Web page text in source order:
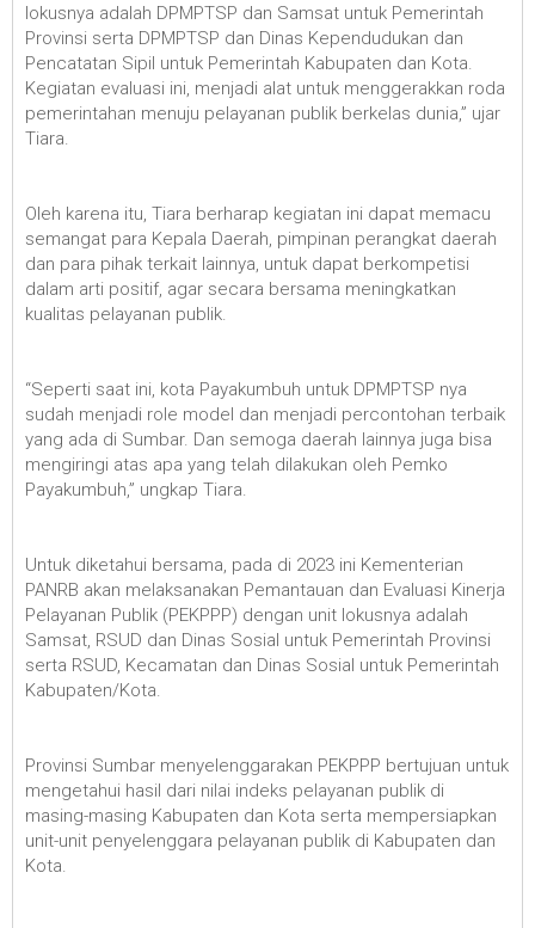
lokusnya adalah DPMPTSP dan Samsat untuk Pemerintah
Provinsi serta DPMPTSP dan Dinas Kependudukan dan
Pencatatan Sipil untuk Pemerintah Kabupaten dan Kota.
Kegiatan evaluasi ini, menjadi alat untuk menggerakkan roda
pemerintahan menuju pelayanan publik berkelas dunia,” ujar
Tiara.
Oleh karena itu, Tiara berharap kegiatan ini dapat memacu
semangat para Kepala Daerah, pimpinan perangkat daerah
dan para pihak terkait lainnya, untuk dapat berkompetisi
dalam arti positif, agar secara bersama meningkatkan
kualitas pelayanan publik.
“Seperti saat ini, kota Payakumbuh untuk DPMPTSP nya
sudah menjadi role model dan menjadi percontohan terbaik
yang ada di Sumbar. Dan semoga daerah lainnya juga bisa
mengiringi atas apa yang telah dilakukan oleh Pemko
Payakumbuh,” ungkap Tiara.
Untuk diketahui bersama, pada di 2023 ini Kementerian
PANRB akan melaksanakan Pemantauan dan Evaluasi Kinerja
Pelayanan Publik (PEKPPP) dengan unit lokusnya adalah
Samsat, RSUD dan Dinas Sosial untuk Pemerintah Provinsi
serta RSUD, Kecamatan dan Dinas Sosial untuk Pemerintah
Kabupaten/Kota.
Provinsi Sumbar menyelenggarakan PEKPPP bertujuan untuk
mengetahui hasil dari nilai indeks pelayanan publik di
masing-masing Kabupaten dan Kota serta mempersiapkan
unit-unit penyelenggara pelayanan publik di Kabupaten dan
Kota.